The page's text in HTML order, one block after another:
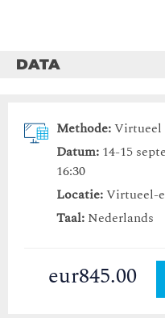
DATA
Methode:Virtueel
Datum: 14-15
16:30
Locatie:Virtueel-
Taal: Nederlands
eur845.00